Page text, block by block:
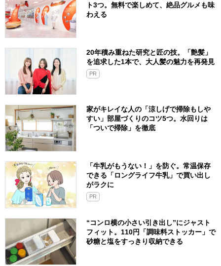
ト3つ。無料で楽しめて、絶品グルメも味
わえる
20年積み重ねた研究と匠の技。「艶髪」
を追求した1本で、大人髪の魅力を再発見
PR
家がキレイな人の「涼しげで掃除もしや
すい」部屋づくりのコツ5つ。水回りは
「ついで掃除」を徹底
「牛乳がもうない！」を防ぐ。常温保存
できる「ロングライフ牛乳」で買い出し
がラクに
PR
“コンロ横の小さい引き出し”にジャスト
フィット。110円「調味料ストッカー」で
砂糖と塩をすっきり収納できる